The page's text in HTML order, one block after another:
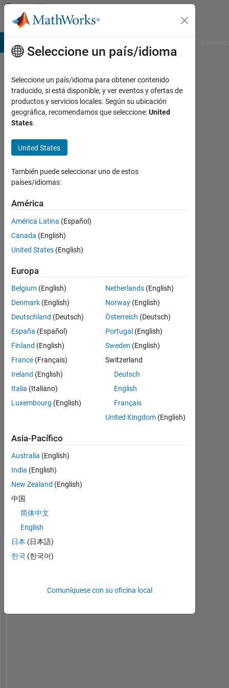
Saltar al contenido
Community
Profile
Vilém
Frynta
Con
desde
2022
Followers:
Following:
0
Follow
Mensaje
enthusiast
Languages:
MATLAB
Spoken
English
Pronouns:
No
my
name
Professional
Interests:
Biomedical
Medical
Devices
Panel de control
MATLAB Answers Cody
Seleccione un país/idioma
Seleccione un país/idioma para obtener contenido
traducido, si está disponible, y ver eventos y ofertas de
productos y servicios locales. Según su ubicación
geográfica, recomendamos que seleccione:United
States.
United States
También puede seleccionar uno de estos
países/idiomas:
América
América Latina (Español)
Canada (English)
United States (English)
Europa
Belgium (English)
Denmark (English)
Deutschland (Deutsch)
España (Español)
Finland (English)
France (Français)
Ireland (English)
Italia (Italiano)
Luxembourg (English)
Netherlands(English)
Norway(English)
Österreich (Deutsch)
Portugal (English)
Sweden (English)
Switzerland
Deutsch
English
Français
United Kingdom(English)
Asia-Pacífico
Australia (English)
India (English)
New Zealand (English)
中国
简体中文
English
日本 (日本語)
한국 (한국어)
Comuníquese con su oficina local